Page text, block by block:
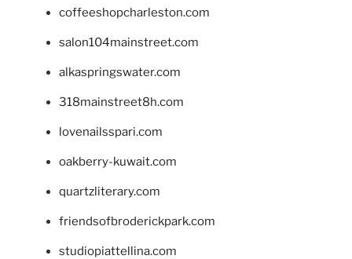
coffeeshopcharleston.com
salon104mainstreet.com
alkaspringswater.com
318mainstreet8h.com
lovenailsspari.com
oakberry-kuwait.com
quartzliterary.com
friendsofbroderickpark.com
studiopiattellina.com